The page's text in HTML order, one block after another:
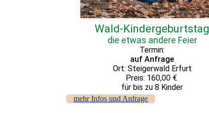
Wald-Kindergeburtstag
die etwas andere Feier
Termin:
auf Anfrage
Ort: Steigerwald Erfurt
Preis: 160,00 €
für bis zu 8 Kinder
mehr Infos und Anfrage